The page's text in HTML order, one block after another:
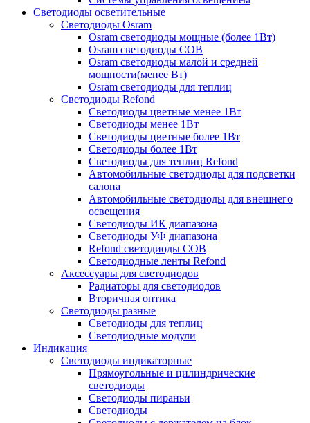
Светодиоды осветительные
Светодиоды Osram
Osram светодиоды мощные (более 1Вт)
Osram светодиоды COB
Osram светодиоды малой и средней
мощности(менее Вт)
Osram светодиоды для теплиц
Светодиоды Refond
Светодиоды цветные менее 1Вт
Светодиоды менее 1Вт
Светодиоды цветные более 1Вт
Светодиоды более 1Вт
Светодиоды для теплиц Refond
Автомобильные светодиоды для подсветки
салона
Автомобильные светодиоды для внешнего
освещения
Светодиоды ИК диапазона
Светодиоды УФ диапазона
Refond светодиоды COB
Светодиодные ленты Refond
Аксессуары для светодиодов
Радиаторы для светодиодов
Вторичная оптика
Светодиоды разные
Светодиоды для теплиц
Светодиодные модули
Индикация
Светодиоды индикаторные
Прямоугольные и цилиндрические
светодиоды
Светодиоды пираньи
Светодиоды